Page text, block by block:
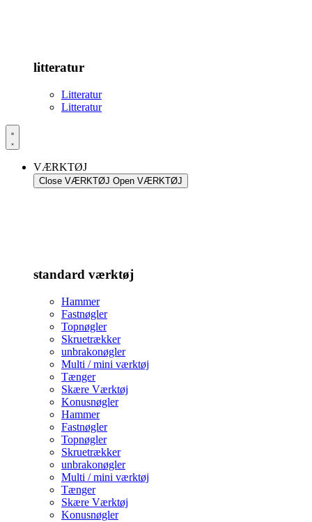
litteratur
Litteratur
Litteratur
VÆRKTØJ
Close VÆRKTØJ Open VÆRKTØJ
standard værktøj
Hammer
Fastnøgler
Topnøgler
Skruetrækker
unbrakonøgler
Multi / mini værktøj
Tænger
Skære Værktøj
Konusnøgler
Hammer
Fastnøgler
Topnøgler
Skruetrækker
unbrakonøgler
Multi / mini værktøj
Tænger
Skære Værktøj
Konusnøgler